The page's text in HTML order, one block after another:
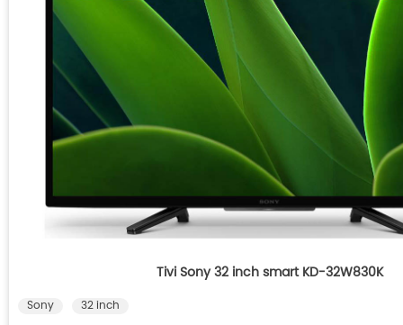
Tivi Sony 32 inch smart KD-32W830K
Sony 32 inch